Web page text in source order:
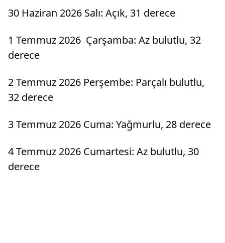
30 Haziran 2026 Salı: Açık, 31 derece
1 Temmuz 2026 Çarşamba: Az bulutlu, 32
derece
2 Temmuz 2026 Perşembe: Parçalı bulutlu,
32 derece
3 Temmuz 2026 Cuma: Yağmurlu, 28 derece
4 Temmuz 2026 Cumartesi: Az bulutlu, 30
derece